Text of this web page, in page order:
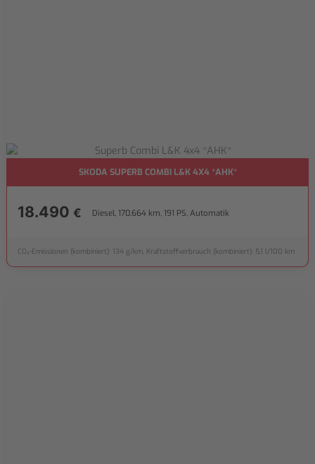
SKODA SUPERB COMBI L&K 4X4 *AHK*
18.490 € Diesel, 170.664 km, 191 PS, Automatik
CO₂-Emissionen (kombiniert): 134 g/km, Kraftstoffverbrauch (kombiniert): 5,1 l/100 km